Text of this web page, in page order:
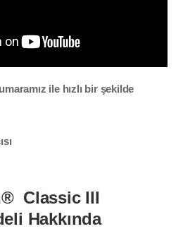
ilehızlı bir şekilde
Classic III
Hakkında